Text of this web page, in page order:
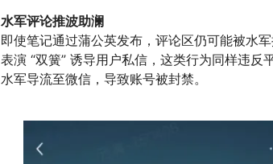
水军评论推波助澜
即使笔记通过蒲公英发布，评论区仍可能被水
表演 “双簧” 诱导用户私信，这类行为同样违
水军导流至微信，导致账号被封禁。